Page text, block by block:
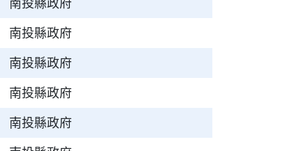
南投縣政府
南投縣政府
南投縣政府
南投縣政府